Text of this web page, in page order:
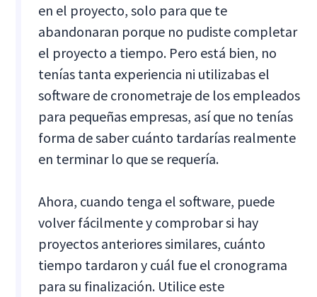
en el proyecto, solo para que te
abandonaran porque no pudiste completar
el proyecto a tiempo. Pero está bien, no
tenías tanta experiencia ni utilizabas el
software de cronometraje de los empleados
para pequeñas empresas, así que no tenías
forma de saber cuánto tardarías realmente
en terminar lo que se requería.
Ahora, cuando tenga el software, puede
volver fácilmente y comprobar si hay
proyectos anteriores similares, cuánto
tiempo tardaron y cuál fue el cronograma
para su finalización. Utilice este